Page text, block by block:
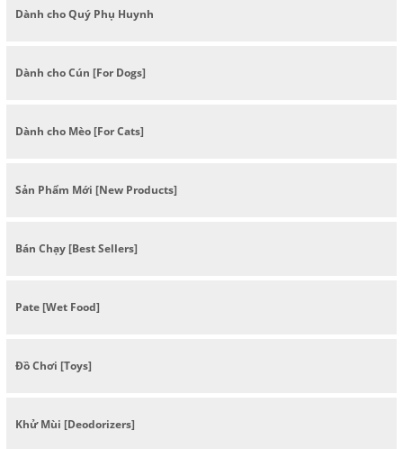
Dành cho Quý Phụ Huynh
Dành cho Cún [For Dogs]
Dành cho Mèo [For Cats]
Sản Phẩm Mới [New Products]
Bán Chạy [Best Sellers]
Pate [Wet Food]
Đồ Chơi [Toys]
Khử Mùi [Deodorizers]